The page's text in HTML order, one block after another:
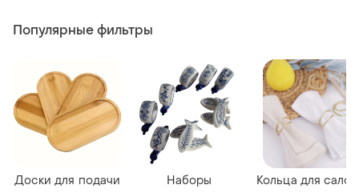
Популярные фильтры
Доски для подачи Наборы Кольца для